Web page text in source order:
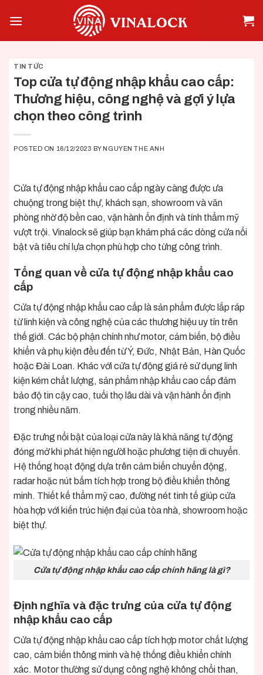
TIN TỨC
Top cửa tự động nhập khẩu cao cấp:
Thương hiệu, công nghệ và gợi ý lựa
chọn theo công trình
POSTED ON 16/12/2023 BY NGUYEN THE ANH
Cửa tự động nhập khẩu cao cấp ngày càng được ưa
chuộng trong biệt thự, khách sạn, showroom và văn
phòng nhờ độ bền cao, vận hành ổn định và tính thẩm mỹ
vượt trội. Vinalocksẽ giúp bạn khám phá các dòng cửa nổi
bật và tiêu chí lựa chọn phù hợp cho từng công trình.
Tổng quan về cửa tự động nhập khẩu cao
cấp
Cửa tự động nhập khẩu cao cấp là sản phẩm được lắp ráp
từ linh kiện và công nghệ của các thương hiệu uy tín trên
thế giới. Các bộ phận chính như motor, cảm biến, bộ điều
khiển và phụ kiện đều đến từ Ý, Đức, Nhật Bản, Hàn Quốc
hoặc Đài Loan. Khác với cửa tự động giá rẻ sử dụng linh
kiện kém chất lượng, sản phẩm nhập khẩu cao cấp đảm
bảo độ tin cậy cao, tuổi thọ lâu dài và vận hành ổn định
trong nhiều năm.
Đặc trưng nổi bật của loại cửa này là khả năng tự động
đóng mở khi phát hiện người hoặc phương tiện di chuyển.
Hệ thống hoạt động dựa trên cảm biến chuyển động,
radar hoặc nút bấm tích hợp trong bộ điều khiển thông
minh. Thiết kế thẩm mỹ cao, đường nét tinh tế giúp cửa
hòa hợp với kiến trúc hiện đại của tòa nhà, showroom hoặc
biệt thự.
Cửa tự động nhập khẩu cao cấp chính hãng là gì?
Định nghĩa và đặc trưng của cửa tự động
nhập khẩu cao cấp
Cửa tự động nhập khẩu cao cấp tích hợp motor chất lượng
cao, cảm biến thông minh và hệ thống điều khiển chính
xác. Motor thường sử dụng công nghệ không chổi than,